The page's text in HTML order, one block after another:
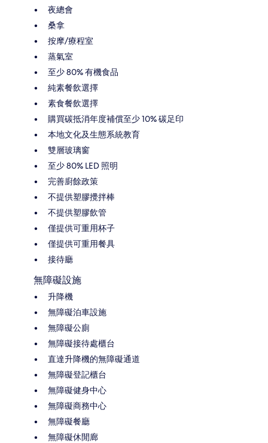
夜總會
桑拿
按摩/療程室
蒸氣室
至少 80% 有機食品
純素餐飲選擇
素食餐飲選擇
購買碳抵消年度補償至少 10% 碳足印
本地文化及生態系統教育
雙層玻璃窗
至少 80% LED 照明
完善廚餘政策
不提供塑膠攪拌棒
不提供塑膠飲管
僅提供可重用杯子
僅提供可重用餐具
接待廳
無障礙設施
升降機
無障礙泊車設施
無障礙公廁
無障礙接待處櫃台
直達升降機的無障礙通道
無障礙登記櫃台
無障礙健身中心
無障礙商務中心
無障礙餐廳
無障礙休閒廊